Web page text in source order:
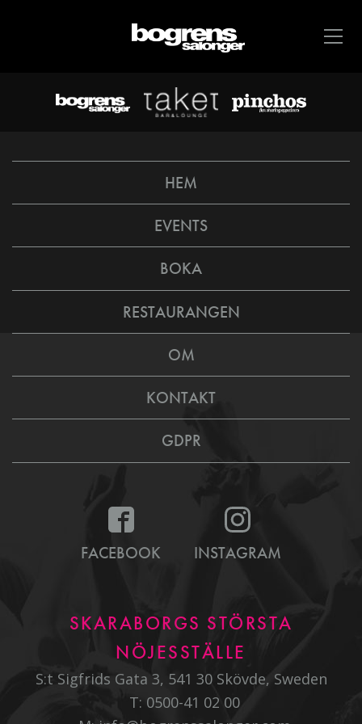
HEM
EVENTS
BOKA
RESTAURANGEN
OM
KONTAKT
GDPR
FACEBOOK INSTAGRAM
SKARABORGS STÖRSTA
NÖJESSTÄLLE
S:t Sigfrids Gata 3, 541 30 Skövde, Sweden
T: 0500-41 02 00